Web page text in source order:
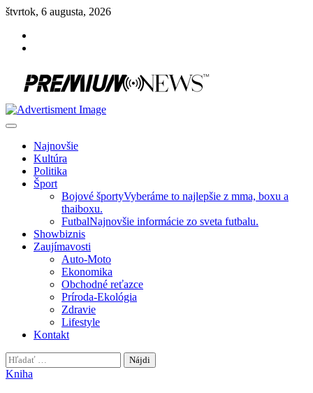
Skip
content
štvrtok, 6 augusta, 2026
Najnovšie
Kultúra
Politika
Šport
Bojové športyVyberáme to najlepšie z mma, boxu a
thaiboxu.
FutbalNajnovšie informácie zo sveta futbalu.
Showbiznis
Zaujímavosti
Auto-Moto
Ekonomika
Obchodné reťazce
Príroda-Ekológia
Zdravie
Lifestyle
Kontakt
Hľadať:
Kniha